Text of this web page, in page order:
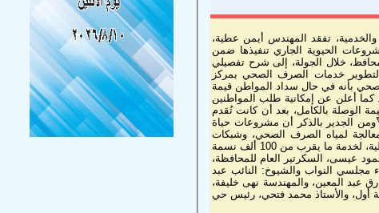
والخدمية، تفقد المهندس أيمن عطية،
2، والتي تُعد أحد المشروعات الحيوية الجاري تنفيذها ضمن
خلال الجولة، إلى شرح تفصيلي
خدمات الصرف الصحي بمركز
بأنه في حال سداد المواطن قيمة
كما أعلن عن إمكانية طلب المواطنين
الوصلة بالكامل، بعد أن كانت تُقدم
الجدير بالذكر أن مشروعات حياة
ومحطتي معالجة لمياه الصرف الصحي، وشبكات
صرف صحي بأطوال إجمالية تصل إلى 240 كم، وتنفيذ 1037 وصلة منزلية، لخدمة ما يقرب من 100 ألف نسمة
عيسى، السكرتير العام للمحافظة،
النواب والشيوخ: النائب عبد
عبد المعين، والمهندسة نهى خليفة،
أول، والأستاذ محمد فتحي، رئيس حي